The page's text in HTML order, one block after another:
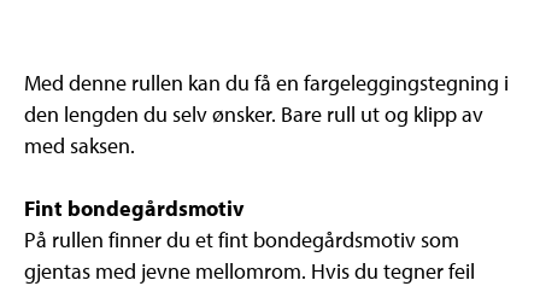
Med denne rullen kan du få en fargeleggingstegning i
den lengden du selv ønsker. Bare rull ut og klipp av
med saksen.
Fint bondegårdsmotiv
På rullen finner du et fint bondegårdsmotiv som
gjentas med jevne mellomrom. Hvis du tegner feil